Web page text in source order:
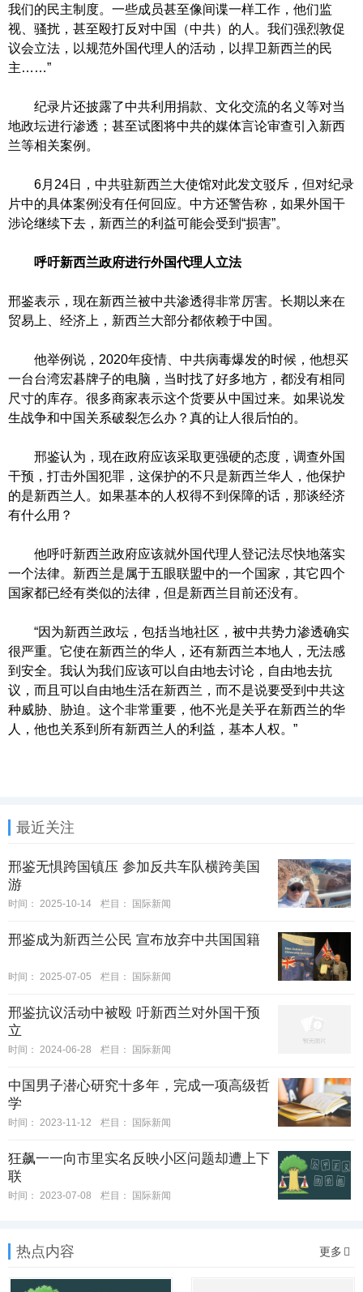
我们的民主制度。一些成员甚至像间谍一样工作，他们监
视、骚扰，甚至殴打反对中国（中共）的人。我们强烈敦促
议会立法，以规范外国代理人的活动，以捍卫新西兰的民
主……”
纪录片还披露了中共利用捐款、文化交流的名义等对当
地政坛进行渗透；甚至试图将中共的媒体言论审查引入新西
兰等相关案例。
6月24日，中共驻新西兰大使馆对此发文驳斥，但对纪录
片中的具体案例没有任何回应。中方还警告称，如果外国干
涉论继续下去，新西兰的利益可能会受到“损害”。
呼吁新西兰政府进行外国代理人立法
邢鉴表示，现在新西兰被中共渗透得非常厉害。长期以来在
贸易上、经济上，新西兰大部分都依赖于中国。
他举例说，2020年疫情、中共病毒爆发的时候，他想买
一台台湾宏碁牌子的电脑，当时找了好多地方，都没有相同
尺寸的库存。很多商家表示这个货要从中国过来。如果说发
生战争和中国关系破裂怎么办？真的让人很后怕的。
邢鉴认为，现在政府应该采取更强硬的态度，调查外国
干预，打击外国犯罪，这保护的不只是新西兰华人，他保护
的是新西兰人。如果基本的人权得不到保障的话，那谈经济
有什么用？
他呼吁新西兰政府应该就外国代理人登记法尽快地落实
一个法律。新西兰是属于五眼联盟中的一个国家，其它四个
国家都已经有类似的法律，但是新西兰目前还没有。
“因为新西兰政坛，包括当地社区，被中共势力渗透确实
很严重。它使在新西兰的华人，还有新西兰本地人，无法感
到安全。我认为我们应该可以自由地去讨论，自由地去抗
议，而且可以自由地生活在新西兰，而不是说要受到中共这
种威胁、胁迫。这个非常重要，他不光是关乎在新西兰的华
人，他也关系到所有新西兰人的利益，基本人权。”
最近关注
邢鉴无惧跨国镇压 参加反共车队横跨美国
游
时间： 2025-10-14 栏目： 国际新闻
邢鉴成为新西兰公民 宣布放弃中共国国籍
时间： 2025-07-05 栏目： 国际新闻
邢鉴抗议活动中被殴 吁新西兰对外国干预
立
时间： 2024-06-28 栏目： 国际新闻
中国男子潜心研究十多年，完成一项高级哲
学
时间： 2023-11-12 栏目： 国际新闻
狂飙一一向市里实名反映小区问题却遭上下
联
时间： 2023-07-08 栏目： 国际新闻
热点内容 更多